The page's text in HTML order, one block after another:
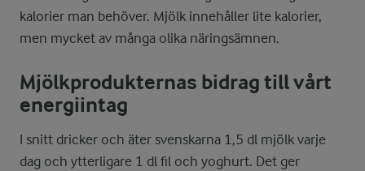
kalorier man behöver. Mjölk innehåller lite kalorier,
men mycket av många olika näringsämnen.
Mjölkprodukternas bidrag till vårt
energiintag
I snitt dricker och äter svenskarna 1,5 dl mjölk varje
dag och ytterligare 1 dl fil och yoghurt. Det ger